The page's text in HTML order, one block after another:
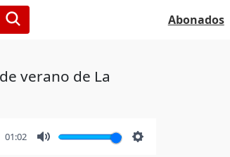
Abonados
verano de La
01:02